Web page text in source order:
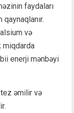
faydaları
və
miqdarda
enerji mənbəyi
əmilir və